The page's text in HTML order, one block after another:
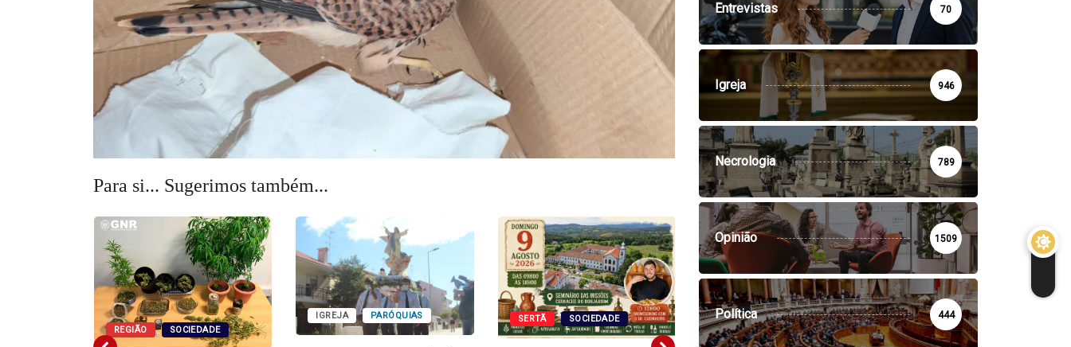
Para si... Sugerimos também...
REGIÃO SOCIEDADE
IGREJA PARÓQUIAS SERTÃ SOCIEDADE
SOCIEDADE VILA DE REI
Entrevistas 70
Igreja 946
Necrologia 789
Opinião 1509
Política 444